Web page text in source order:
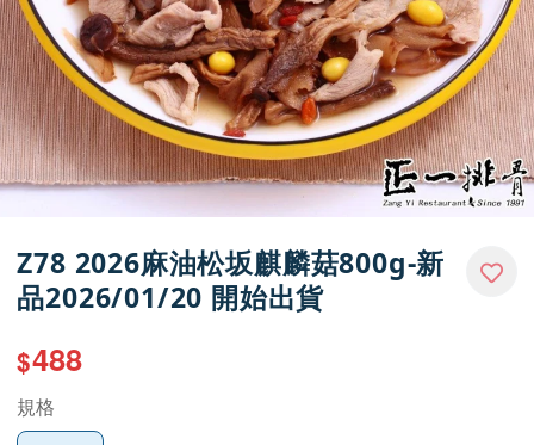
Z78 2026麻油松坂麒麟菇800g-新
品2026/01/20 開始出貨
$488
規格